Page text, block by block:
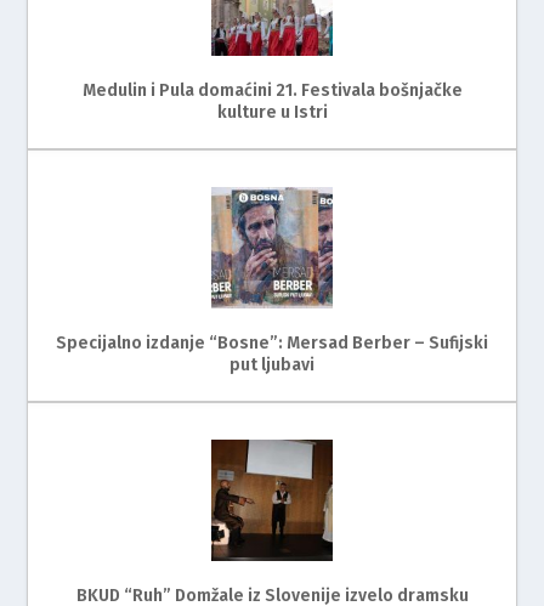
Medulin i Pula domaćini 21. Festivala bošnjačke
kulture u Istri
Specijalno izdanje “Bosne”: Mersad Berber – Sufijski
put ljubavi
BKUD “Ruh” Domžale iz Slovenije izvelo dramsku